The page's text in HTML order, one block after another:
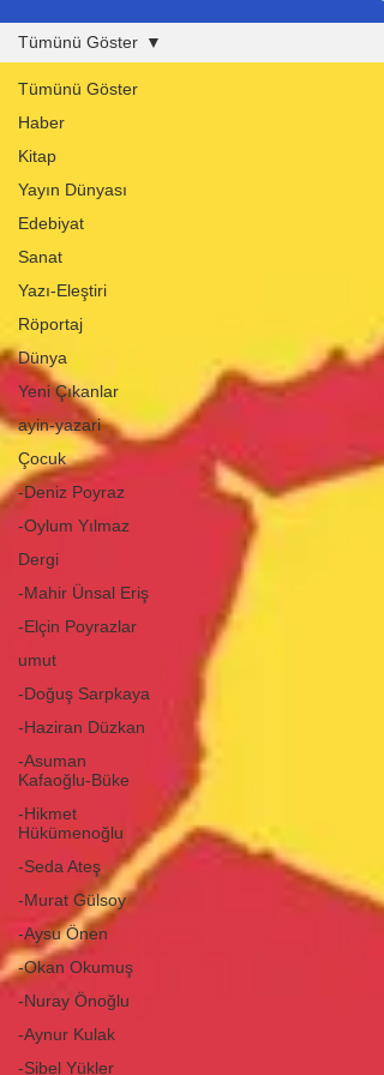
Tümünü Göster
Haber
Kitap
Yayın Dünyası
Edebiyat
Sanat
Yazı-Eleştiri
Röportaj
Dünya
Yeni Çıkanlar
ayin-yazari
Çocuk
-Deniz Poyraz
-Oylum Yılmaz
Dergi
-Mahir Ünsal Eriş
-Elçin Poyrazlar
umut
-Doğuş Sarpkaya
-Haziran Düzkan
-Asuman
Kafaoğlu-Büke
-Hikmet
Hükümenoğlu
-Seda Ateş
-Murat Gülsoy
-Aysu Önen
-Okan Okumuş
-Nuray Önoğlu
-Aynur Kulak
-Sibel Yükler
Tümünü Göster